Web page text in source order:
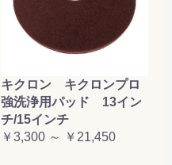
キクロン キクロンプロ
強洗浄用パッド 13イン
チ/15インチ
￥3,300 ～ ￥21,450